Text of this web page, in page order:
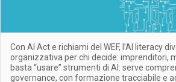
Con AI Act e richiami del WEF, l’AI literacy
organizzativa per chi decide: imprenditori,
basta “usare” strumenti di AI: serve
governance, con formazione tracciabile e